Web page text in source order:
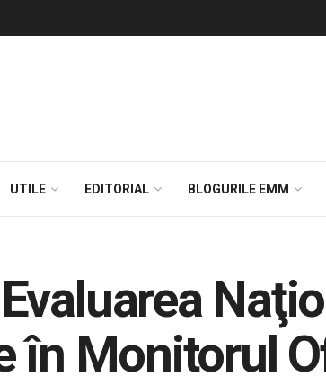
UTILE EDITORIAL BLOGURILE EMM
în Monitorul